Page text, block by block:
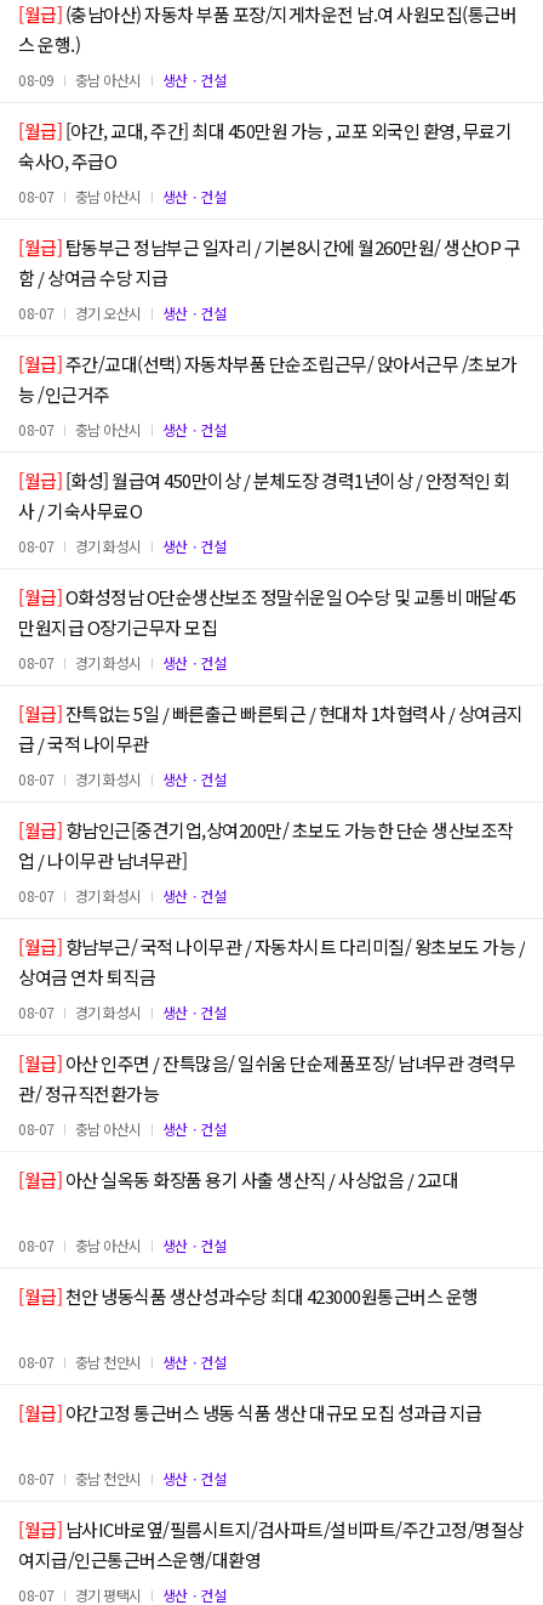
[월급]
스 운행.)
08-09 충남 아산시 생산ㆍ건설
[월급]
숙사O, 주급O
08-07 충남 아산시 생산ㆍ건설
[월급]
함 / 상여금 수당 지급
08-07 경기 오산시 생산ㆍ건설
[월급]
능 /인근거주
08-07 충남 아산시 생산ㆍ건설
[월급]
사 / 기숙사무료O
08-07 경기 화성시 생산ㆍ건설
[월급]
만원지급 O장기근무자 모집
08-07 경기 화성시 생산ㆍ건설
[월급]
급 / 국적 나이무관
08-07 경기 화성시 생산ㆍ건설
[월급]
업 / 나이무관 남녀무관]
08-07 경기 화성시 생산ㆍ건설
[월급]
상여금 연차 퇴직금
08-07 경기 화성시 생산ㆍ건설
[월급]
관/ 정규직전환가능
08-07 충남 아산시 생산ㆍ건설
[월급]아산 실옥동 화장품 용기 사출 생산직 / 사상없음 / 2교대
08-07 충남 아산시 생산ㆍ건설
[월급]천안 냉동식품 생산성과수당 최대 423000원통근버스 운행
08-07 충남 천안시 생산ㆍ건설
[월급]야간고정 통근버스 냉동 식품 생산 대규모 모집 성과급 지급
08-07 충남 천안시 생산ㆍ건설
[월급]
여지급/인근통근버스운행/대환영
08-07 경기 평택시 생산ㆍ건설